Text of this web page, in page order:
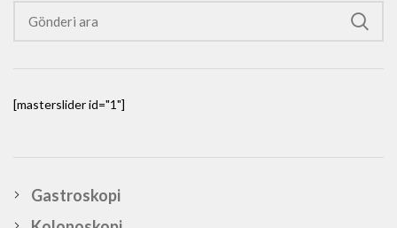
[masterslider id="1"]
Gastroskopi